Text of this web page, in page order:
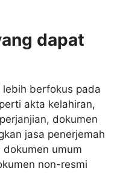
dapat
lebih berfokus pada
akta kelahiran,
dokumen
jasa penerjemah
umum
non-resmi